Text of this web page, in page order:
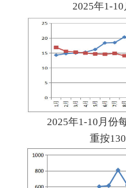
2025年1-
2025年1-10月份
重按